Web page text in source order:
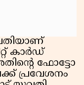
കാര്‍ഡ്
ഫോട്ടോ
പ്രവേശനം